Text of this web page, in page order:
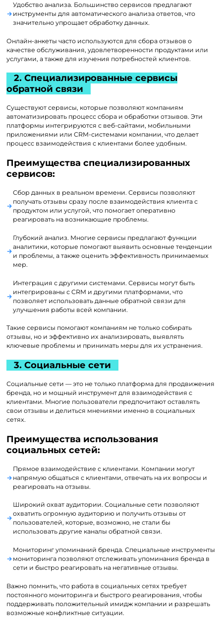
Удобство анализа. Большинство сервисов предлагают
инструменты для автоматического анализа ответов, что
значительно упрощает обработку данных.
Онлайн-анкеты часто используются для сбора отзывов о
качестве обслуживания, удовлетворенности продуктами или
услугами, а также для изучения потребностей клиентов.
2. Специализированные сервисы
обратной связи
Существуют сервисы, которые позволяют компаниям
автоматизировать процесс сбора и обработки отзывов. Эти
платформы интегрируются с веб-сайтами, мобильными
приложениями или CRM-системами компании, что делает
процесс взаимодействия с клиентами более удобным.
Преимущества специализированных
сервисов:
Сбор данных в реальном времени. Сервисы позволяют
получать отзывы сразу после взаимодействия клиента с
продуктом или услугой, что помогает оперативно
реагировать на возникающие проблемы.
Глубокий анализ. Многие сервисы предлагают функции
аналитики, которые помогают выявить основные тенденции
и проблемы, а также оценить эффективность принимаемых
мер.
Интеграция с другими системами. Сервисы могут быть
интегрированы с CRM и другими платформами, что
позволяет использовать данные обратной связи для
улучшения работы всей компании.
Такие сервисы помогают компаниям не только собирать
отзывы, но и эффективно их анализировать, выявлять
ключевые проблемы и принимать меры для их устранения.
3. Социальные сети
Социальные сети — это не только платформа для продвижения
бренда, но и мощный инструмент для взаимодействия с
клиентами. Многие пользователи предпочитают оставлять
свои отзывы и делиться мнениями именно в социальных
сетях.
Преимущества использования
социальных сетей:
Прямое взаимодействие с клиентами. Компании могут
напрямую общаться с клиентами, отвечать на их вопросы и
реагировать на отзывы.
Широкий охват аудитории. Социальные сети позволяют
охватить огромную аудиторию и получить отзывы от
пользователей, которые, возможно, не стали бы
использовать другие каналы обратной связи.
Мониторинг упоминаний бренда. Специальные инструменты
мониторинга позволяют отслеживать упоминания бренда в
сети и быстро реагировать на негативные отзывы.
Важно помнить, что работа в социальных сетях требует
постоянного мониторинга и быстрого реагирования, чтобы
поддерживать положительный имидж компании и разрешать
возможные конфликтные ситуации.